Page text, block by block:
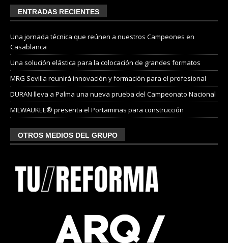
ENTRADAS RECIENTES
Una jornada técnica que reúnen a nuestros Campeones en
Casablanca
Una solución elástica para la colocación de grandes formatos
MRG Sevilla reunirá innovación y formación para el profesional
DURAN lleva a Palma una nueva prueba del Campeonato Nacional
MILWAUKEE® presenta el Portaminas para construcción
OTROS MEDIOS DEL GRUPO